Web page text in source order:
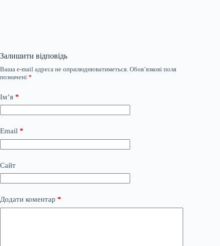
Залишити відповідь
Ваша e-mail адреса не оприлюднюватиметься. Обов’язкові поля
позначені *
Ім’я *
Email *
Сайт
Додати коментар *